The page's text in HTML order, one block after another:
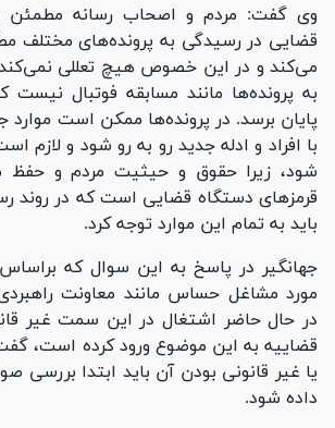
وی گفت: مردم و اصحاب رسانه مطمئن
قضایی در رسیدگی به پرونده‌های مختلف
می‌کند و در این خصوص هیچ تعللی
پایان برسد. در پرونده‌ها ممکن است
با افراد و ادله جدید رو به رو شود و لازم
شود، زیرا حقوق و حیثیت مردم و حفظ
قرمز‌های دستگاه قضایی است که در روند
باید به تمام این موارد توجه کرد.
جهانگیر در پاسخ به این سوال که
مورد مشاغل حساس مانند معاونت
در حال حاضر اشتغال در این سمت غیر
قضاییه به این موضوع ورود کرده است،
یا غیر قانونی بودن آن باید ابتدا بررسی
داده شود.